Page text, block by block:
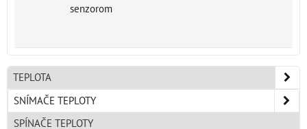
senzorom
TEPLOTA
SNÍMAČE TEPLOTY
SPÍNAČE TEPLOTY